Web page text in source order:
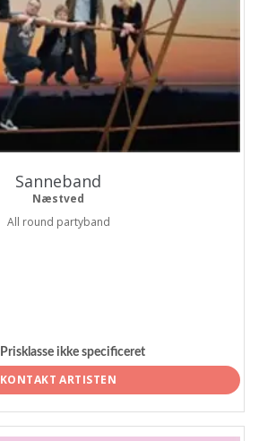
Sanneband
Næstved
All round partyband
Prisklasse ikke specificeret
KONTAKT ARTISTEN